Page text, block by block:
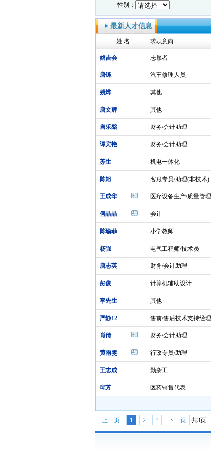
性别：
最新人才信息
姓 名
求职意向
姚吉会 志愿者
唐铄 汽车修理人员
姚烨 其他
唐文辉 其他
唐乐槃 财务/会计助理
谭宾艳 财务/会计助理
苏生 机电一体化
陈旭 客服专员/助理(非技术)
王成华 医疗设备生产/质量管理
何晶晶 会计
陈瑜菲 小学教师
杨强 电气工程师/技术员
唐志英 财务/会计助理
彭俊 计算机辅助设计
李先生 其他
严静12 售前/售后技术支持经理
肖倩 财务/会计助理
黄雨雯 行政专员/助理
王志成 勤杂工
邱芳 医药销售代表
上一页 1 2 3 下一页 共3页